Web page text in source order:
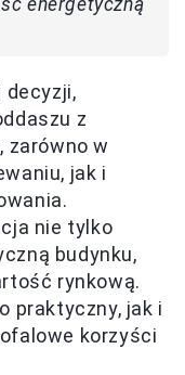
decyzji,
z
zarówno w
jak i
nie tylko
budynku,
rynkową.
praktyczny, jak i
korzyści